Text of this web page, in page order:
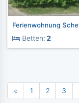
Ferienwohnung
Betten: 2
« 1 2 3